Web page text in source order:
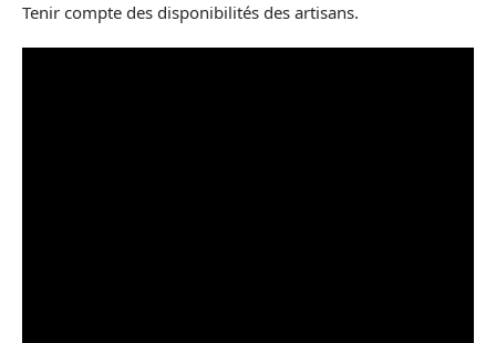
Tenir compte des disponibilités des artisans.